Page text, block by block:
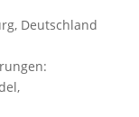
Deutschland